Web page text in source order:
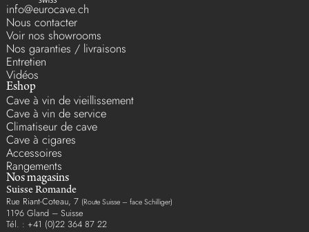
info@eurocave.ch
Nous contacter
Voir nos showrooms
Nos garanties / livraisons
Entretien
Vidéos
Eshop
Cave à vin de vieillissement
Cave à vin de service
Climatiseur de cave
Cave à cigares
Accessoires
Rangements
Nos magasins
Suisse Romande
Rue Riant-Coteau, 7 (Route Suisse – face Schilliger)
1196 Gland – Suisse
Tél. : +41 (0)22 364 87 22